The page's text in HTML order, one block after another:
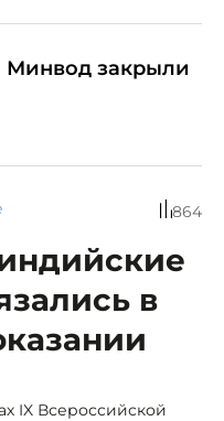
Минвод закрыли
864
в
IX Всероссийской